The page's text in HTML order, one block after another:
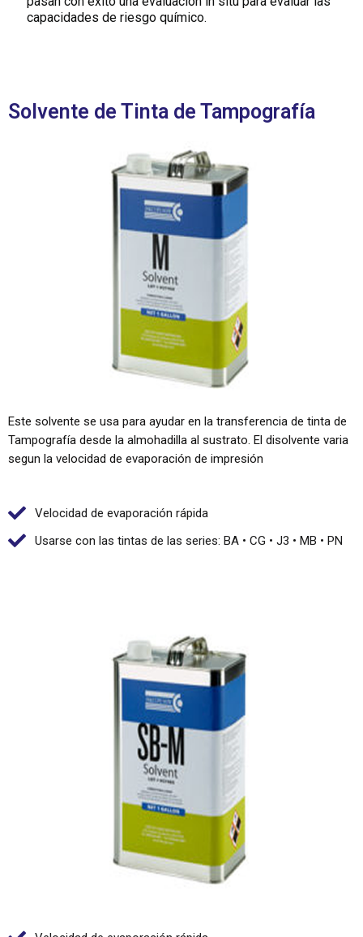
capacidades de riesgo químico.
Solvente de Tinta de Tampografía
Este solvente se usa para ayudar en la transferencia de tinta de
Tampografía desde la almohadilla al sustrato. El disolvente varia
segun la velocidad de evaporación de impresión
Velocidad de evaporación rápida
Usarse con las tintas de las series: BA • CG • J3 • MB • PN